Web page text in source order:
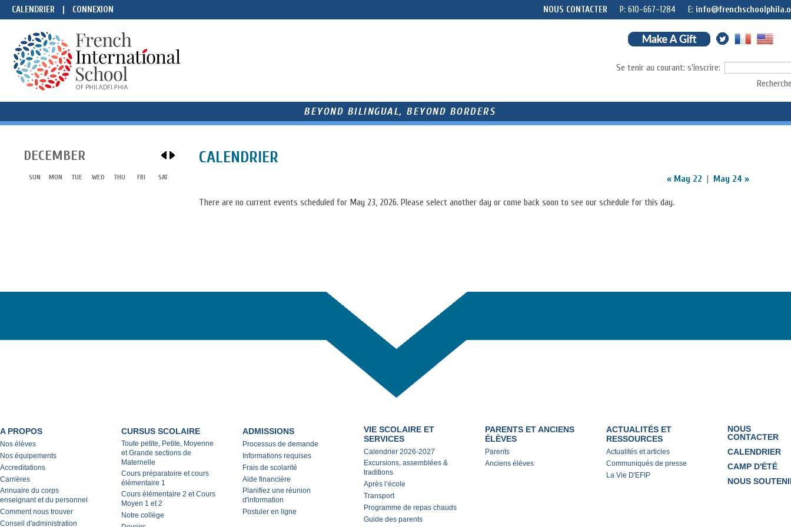
CALENDRIER CONNEXION NOUS CONTACTER P: 610-667-1284 E:
Se tenir au courant: s'inscrire:
BEYOND BILINGUAL, BEYOND BORDERS
VIE SCOLAIRE ET SERVICES CAMP D'ÉTÉ PARENTS ET ANCIENS ÉLÈVES
DECEMBER
SUN MON TUE WED THU FRI SAT
CALENDRIER
« May 22 | May 24 »
There are no current events scheduled for May 23, 2026. Please select another day or come back soon to see our schedule for this day.
A PROPOS
Nos élèves
Nos équipements
Accreditations
Carrières
Annuaire du corps
enseignant et du personnel
Comment nous trouver
Conseil d'administration
CURSUS SCOLAIRE
Toute petite, Petite, Moyenne
et Grande sections de
Maternelle
Cours préparatoire et cours
élémentaire 1
Cours élémentaire 2 et Cours
Moyen 1 et 2
Notre collège
ADMISSIONS
Processus de demande
Informations requises
Frais de scolarité
Aide financière
Planifiez une réunion
d'information
Postuler en ligne
VIE SCOLAIRE ET
SERVICES
Calendrier 2026-2027
Excursions, assemblées &
traditions
Après l’école
Transport
Programme de repas chauds
Guide des parents
PARENTS ET ANCIENS
ÉLÈVES
Parents
Anciens élèves
ACTUALITÉS ET
RESSOURCES
Actualités et articles
Communiqués de presse
La Vie D'EFIP
NOUS
CONTACTER
CALENDRIER
CAMP D'ÉTÉ
NOUS